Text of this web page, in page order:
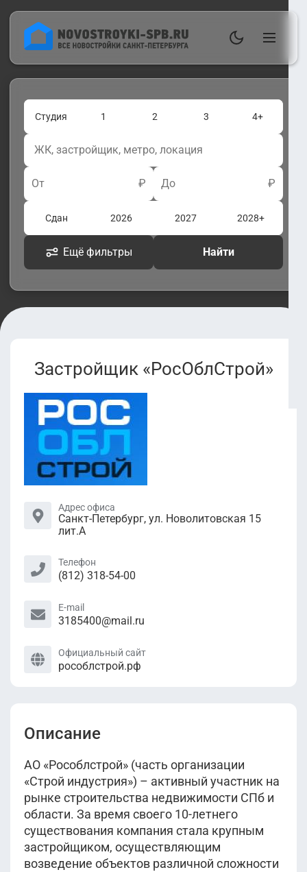
Студия 1 2 3 4+
От ₽ До ₽
Сдан 2026 2027 2028+
Ещё фильтры Найти
Застройщик «РосОблСтрой»
Адрес офиса
Санкт-Петербург, ул. Новолитовская 15
лит.А
Телефон
(812) 318-54-00
E-mail
3185400@mail.ru
Официальный сайт
рособлстрой.рф
Описание
АО «Рособлстрой» (часть организации
«Строй индустрия») – активный участник на
рынке строительства недвижимости СПб и
области. За время своего 10-летнего
существования компания стала крупным
застройщиком, осуществляющим
возведение объектов различной сложности